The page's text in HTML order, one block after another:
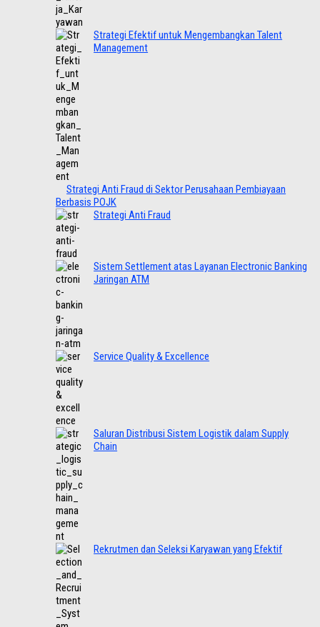
Strategi Efektif untuk Mengembangkan Talent
Management
Strategi Anti Fraud di Sektor Perusahaan Pembiayaan
Berbasis POJK
Strategi Anti Fraud
Sistem Settlement atas Layanan Electronic Banking
Jaringan ATM
Service Quality & Excellence
Saluran Distribusi Sistem Logistik dalam Supply
Chain
Rekrutmen dan Seleksi Karyawan yang Efektif